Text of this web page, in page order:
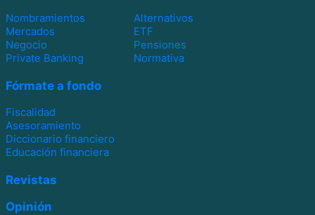
Nombramientos
Alternativos
Mercados
ETF
Negocio
Pensiones
Private Banking
Normativa
Fórmate a fondo
Fiscalidad
Asesoramiento
Diccionario financiero
Educación financiera
Revistas
Opinión